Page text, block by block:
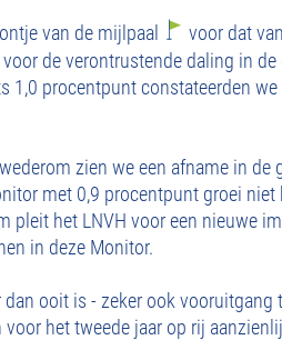
van de mijlpaal voor dat
de verontrustende daling in
1,0 procentpunt constateerden
zien we een afname in de
met 0,9 procentpunt groei niet
pleit het LNVH voor een nieuwe
in deze Monitor.
ooit is - zeker ook vooruitgang
het tweede jaar op rij